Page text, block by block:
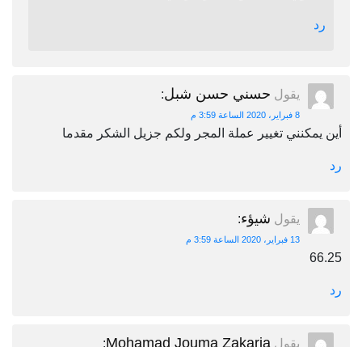
رد
يقول حسني حسن شبل:
8 فبراير، 2020 الساعة 3:59 م
أين يمكنني تغيير عملة المجر ولكم جزيل الشكر مقدما
رد
يقول شيؤء:
13 فبراير، 2020 الساعة 3:59 م
66.25
رد
يقول Mohamad Jouma Zakaria
: